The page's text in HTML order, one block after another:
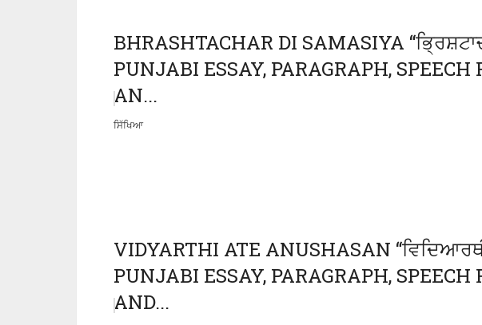
BHRASHTACHAR DI SAMASIYA
PUNJABI ESSAY, PARAGRAPH, SPEECH
AN...
ਸਿੱਖਿਆ
VIDYARTHI ATE ANUSHASAN
PUNJABI ESSAY, PARAGRAPH, SPEECH
AND...